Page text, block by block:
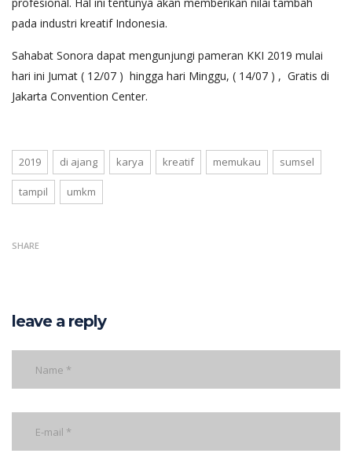
pada industri kreatif Indonesia.
Sahabat Sonora dapat mengunjungi pameran KKI 2019 mulai
hari ini Jumat ( 12/07 ) hingga hari Minggu, ( 14/07 ) , Gratis di
Jakarta Convention Center.
2019 di ajang karya kreatif memukau sumsel
tampil umkm
SHARE
leave a reply